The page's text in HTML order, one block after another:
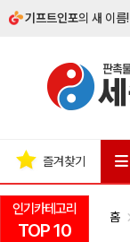
기프트인포의 새 이름!
인기카테고리
TOP 10
즐겨찾기
홈